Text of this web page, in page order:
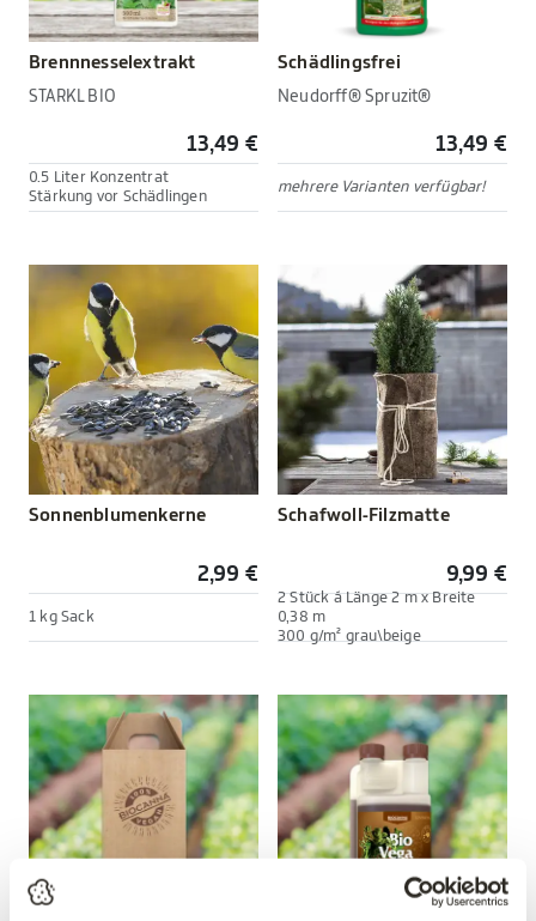
Brennnesselextrakt
STARKL BIO
13,49 €
0.5 Liter Konzentrat
Stärkung vor Schädlingen
Schädlingsfrei
Neudorff® Spruzit®
13,49 €
mehrere Varianten verfügbar!
Sonnenblumenkerne
2,99 €
1 kg Sack
Schafwoll-Filzmatte
9,99 €
2 Stück á Länge 2 m x Breite
0,38 m
300 g/m² grau\beige